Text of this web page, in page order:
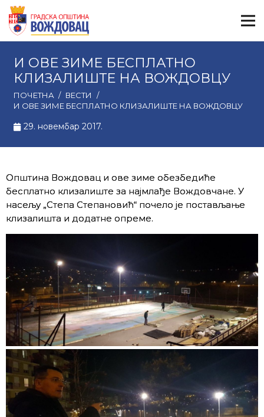
И ОВЕ ЗИМЕ БЕСПЛАТНО
КЛИЗАЛИШТЕ НА ВОЖДОВЦУ
ПОЧЕТНА / ВЕСТИ
/
И ОВЕ ЗИМЕ БЕСПЛАТНО КЛИЗАЛИШТЕ НА ВОЖДОВЦУ
29. новембар 2017.
Општина Вождовац и ове зиме обезбедиће
бесплатно клизалиште за најмлађе Вождовчане. У
насељу „Степа Степановић“ почело је постављање
клизалишта и додатне опреме.